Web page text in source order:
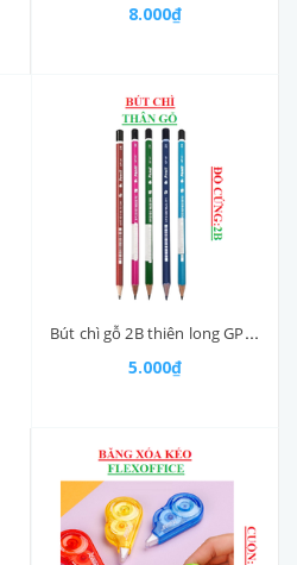
8.000₫
Bút chì gỗ 2B thiên long GP01
5.000₫